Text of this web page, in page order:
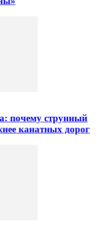
почему струнный
канатных дорог